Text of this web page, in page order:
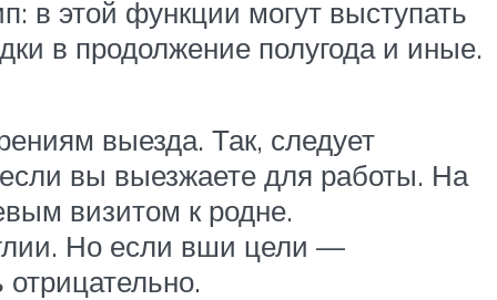
в этой функции могут выступать
в продолжение полугода и иные.
выезда. Так, следует
вы выезжаете для работы. На
визитом к родне.
Но если вши цели —